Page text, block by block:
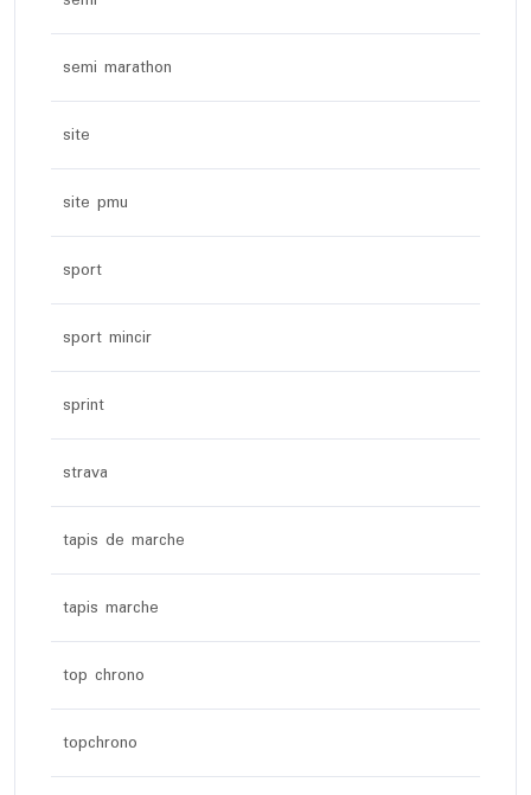
semi marathon
site
site pmu
sport
sport mincir
sprint
strava
tapis de marche
tapis marche
top chrono
topchrono